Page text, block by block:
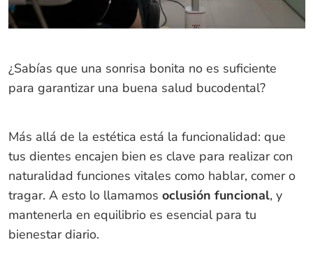
¿Sabías que una sonrisa bonita no es suficiente
para garantizar una buena salud bucodental?
Más allá de la estética está la funcionalidad: que
tus dientes encajen bien es clave para realizar con
naturalidad funciones vitales como hablar, comer o
tragar. A esto lo llamamos oclusión funcional, y
mantenerla en equilibrio es esencial para tu
bienestar diario.